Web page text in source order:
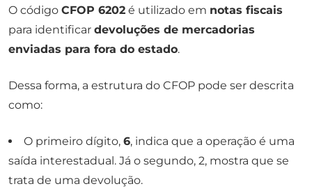
O código CFOP 6202 é utilizado em notas fiscais
para identificar devoluções de mercadorias
enviadas para fora do estado.
Dessa forma, a estrutura do CFOP pode ser descrita
como:
O primeiro dígito, 6, indica que a operação é uma
saída interestadual. Já o segundo, 2, mostra que se
trata de uma devolução.